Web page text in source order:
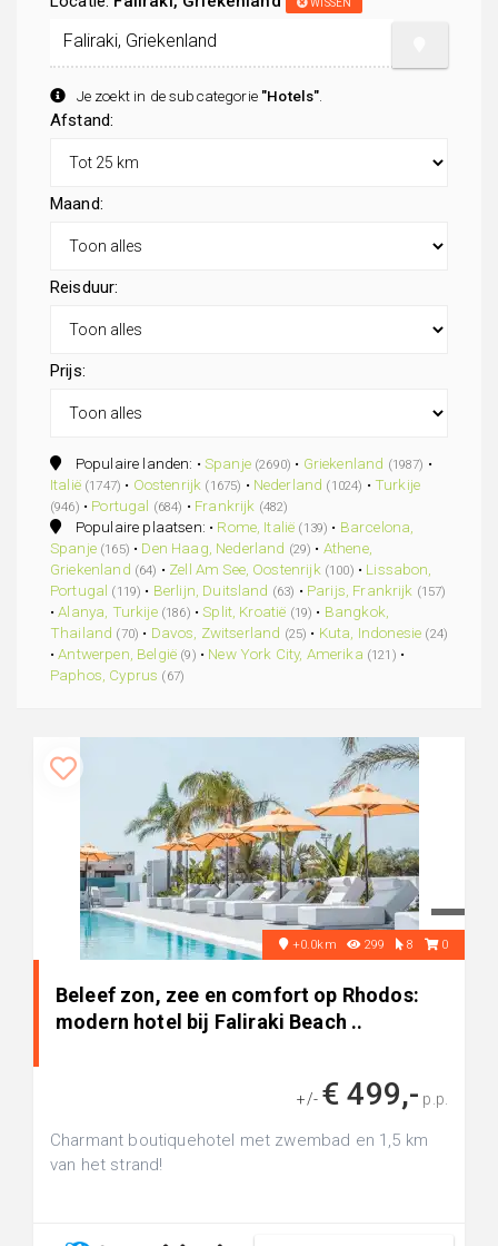
Je zoekt in de subcategorie "Hotels"
Afstand:
Maand:
Reisduur:
Prijs:
Populaire landen: •Spanje (2690) • Griekenland (1987) •
Italië (1747) • Oostenrijk (1675) • Nederland (1024) • Turkije
(946) • Portugal (684) • Frankrijk (482)
Populaire plaatsen: • Rome, Italië (139) • Barcelona,
Spanje (165) • Den Haag, Nederland (29) • Athene,
Griekenland (64) • Zell Am See, Oostenrijk (100) • Lissabon,
Portugal (119) • Berlijn, Duitsland (63) • Parijs, Frankrijk (157)
•Alanya, Turkije (186) •Split, Kroatië (19) • Bangkok,
Thailand (70) • Davos, Zwitserland (25) • Kuta, Indonesie (24)
•Antwerpen, België (9) • New York City, Amerika (121) •
Paphos, Cyprus (67)
+0.0km 299 8 0
Beleef zon, zee en comfort op Rhodos:
modern hotel bij Faliraki Beach ..
+/- € 499,- p.p.
Charmant boutiquehotel met zwembad en 1,5 km
van het strand!